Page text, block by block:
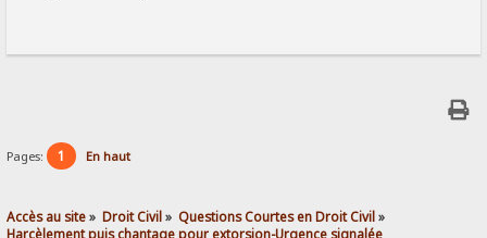
Pages: 1 En haut
Accès au site» Droit Civil» Questions Courtes en Droit Civil»
Harcèlement puis chantage pour extorsion-Urgence signalée